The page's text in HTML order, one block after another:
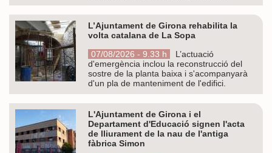
L’Ajuntament de Girona rehabilita la
volta catalana de La Sopa
07/08/2026 - 9.33 h
L’actuació
d'emergència inclou la reconstrucció del
sostre de la planta baixa i s'acompanyarà
d'un pla de manteniment de l'edifici.
L'Ajuntament de Girona i el
Departament d'Educació signen l'acta
de lliurament de la nau de l'antiga
fàbrica Simon